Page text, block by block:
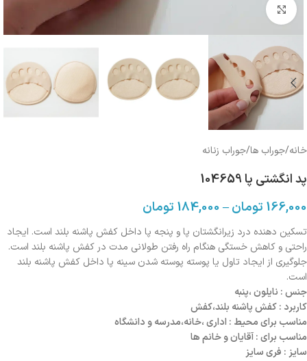
بزرگنمایی تصویر
خانه/جوراب ها/جوراب زنانه
پد انگشتی پا 104659
166,000 تومان–
184,000 تومان
تسکین دهنده درد زیرانگشتان پا و پنجه پا داخل کفش پاشنه بلند است. ایجاد
راحتی و کاهش خستگی هنگام راه رفتن طولانی مدت در کفش پاشنه بلند است.
جلوگیری از ایجاد تاول یا پوسته پوسته شدن سینه پا داخل کفش پاشنه بلند
است.
جنس : نایلون ،پنبه
کاربرد : کفش پاشنه بلند،کفش
مناسب برای محیط : اداری ،خانه،مدرسه و دانشگاه
مناسب برای : آقایان و خانم ها
سایز : فری سایز